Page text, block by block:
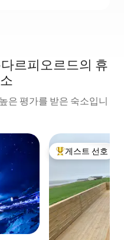
르피오르드의 휴
은 평가를 받은 숙소입니
상위 게스트 선호
게스트 선호